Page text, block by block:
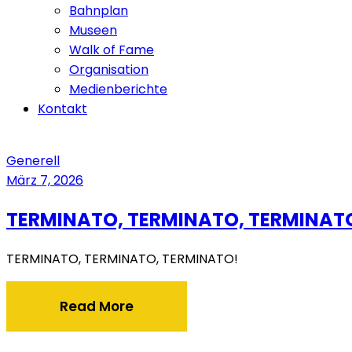
Bahnplan
Museen
Walk of Fame
Organisation
Medienberichte
Kontakt
Generell
März 7, 2026
TERMINATO, TERMINATO,
TERMINATO, TERMINATO, TERMINATO!
Read More